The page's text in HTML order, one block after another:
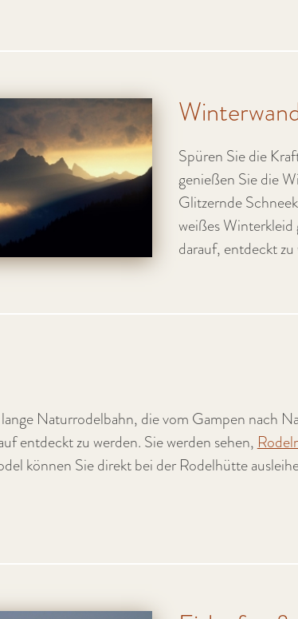
Spüren Sie die
genießen Sie die
Glitzernde
weißes
darauf, entdeckt
Naturrodelbahn, die vom Gampen nach
entdeckt zu werden. Sie werden sehen,
können Sie direkt bei der Rodelhütte